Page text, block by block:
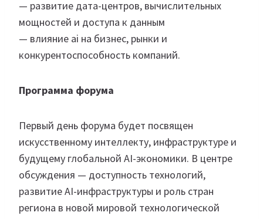
— развитие дата-центров, вычислительных
мощностей и доступа к данным
— влияние ai на бизнес, рынки и
конкурентоспособность компаний.
Программа форума
Первый день форума будет посвящен
искусственному интеллекту, инфраструктуре и
будущему глобальной AI-экономики. В центре
обсуждения — доступность технологий,
развитие AI-инфраструктуры и роль стран
региона в новой мировой технологической